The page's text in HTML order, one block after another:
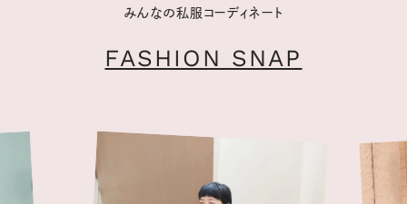
みんなの私服コーディネート
FASHION SNAP